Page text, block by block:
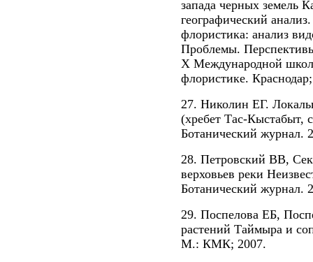
запада черных земель
географический
флористика: анализ
Проблемы.
X Международной
флористике.
27. Николин ЕГ.
(хребет Тас-Кыстабыт,
Ботанический журнал.
28. Петровский ВВ,
верховьев реки
Ботанический журнал.
29. Поспелова ЕБ,
растений Таймыра и
М.: КМК; 2007.